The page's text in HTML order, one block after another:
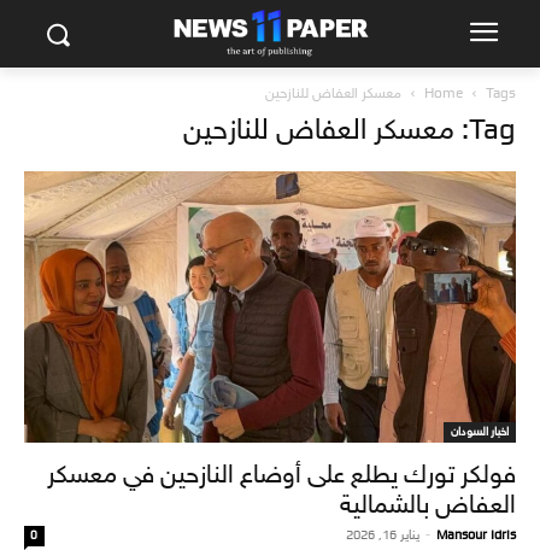
Home Tags معسكر العفاض للنازحين
Tag: معسكر العفاض للنازحين
اخبار السودان
فولكر تورك يطلع على أوضاع النازحين في معسكر
العفاض بالشمالية
Mansour Idris
- يناير 16, 2026 0